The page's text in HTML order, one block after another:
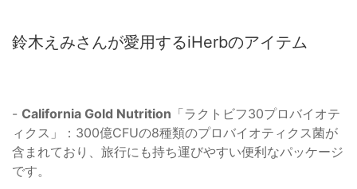
鈴木えみさんが愛用するiHerbのアイテム
- California Gold Nutrition 「ラクトビフ30プロバイオテ
ィクス」：300億CFUの8種類のプロバイオティクス菌が
含まれており、旅行にも持ち運びやすい便利なパッケージ
です。